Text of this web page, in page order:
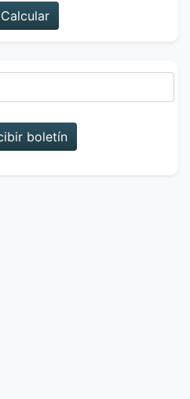
Calcular
boletín